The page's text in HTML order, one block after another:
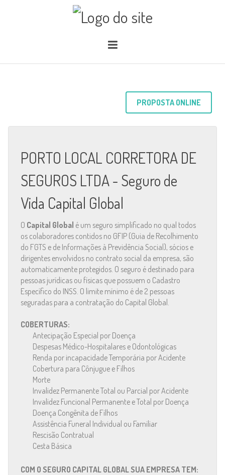
PROPOSTA ONLINE
PORTO LOCAL CORRETORA DE
SEGUROS LTDA - Seguro de
Vida Capital Global
O Capital Global é um seguro simplificado no qual todos
os colaboradores contidos no GFIP (Guia de Recolhimento
do FGTS e de Informações à Previdência Social), sócios e
dirigentes envolvidos no contrato social da empresa, são
automaticamente protegidos. O seguro é destinado para
pessoas jurídicas ou físicas que possuem o Cadastro
Específico do INSS. O limite mínimo é de 2 pessoas
seguradas para a contratação do Capital Global.
COBERTURAS:
Antecipação Especial por Doença
Despesas Médico-Hospitalares e Odontológicas
Renda por incapacidade Temporária por Acidente
Cobertura para Cônjugue e Filhos
Morte
Invalidez Permanente Total ou Parcial por Acidente
Invalidez Funcional Permanente e Total por Doença
Doença Congênita de Filhos
Assistência Funeral Individual ou Familiar
Rescisão Contratual
Cesta Básica
COM O SEGURO CAPITAL GLOBAL SUA EMPRESA TEM: